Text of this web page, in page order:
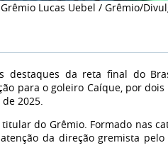
Lucas Uebel / Grêmio/
destaques da reta final do
para o goleiro Caíque, por
2025.
do Grêmio. Formado nas
da direção gremista